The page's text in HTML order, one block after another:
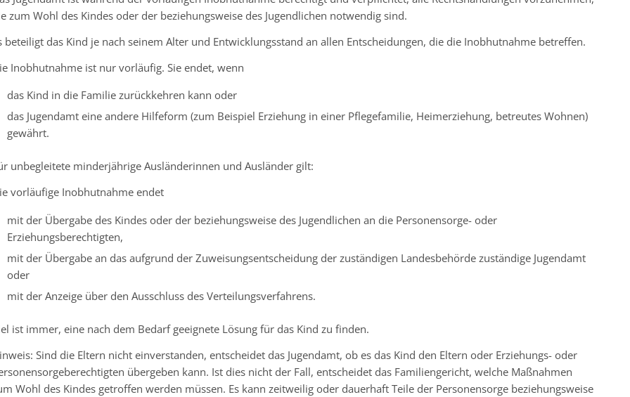
zum Wohl des Kindes oder der beziehungsweise des Jugendlichen notwendig sind.
beteiligt das Kind je nach seinem Alter und Entwicklungsstand an allen Entscheidungen, die die Inobhutnahme betreffen.
Inobhutnahme ist nur vorläufig. Sie endet, wenn
das Kind in die Familie zurückkehren kann oder
das Jugendamt eine andere Hilfeform (zum Beispiel Erziehung in einer Pflegefamilie, Heimerziehung, betreutes Wohnen)
gewährt.
unbegleitete minderjährige Ausländerinnen und Ausländer gilt:
vorläufige Inobhutnahme endet
mit der Übergabe des Kindes oder der beziehungsweise des Jugendlichen an die Personensorge- oder
Erziehungsberechtigten,
mit der Übergabe an das aufgrund der Zuweisungsentscheidung der zuständigen Landesbehörde zuständige Jugendamt
oder
mit der Anzeige über den Ausschluss des Verteilungsverfahrens.
ist immer, eine nach dem Bedarf geeignete Lösung für das Kind zu finden.
Sind die Eltern nicht einverstanden, entscheidet das Jugendamt, ob es das Kind den Eltern oder Erziehungs- oder
übergeben kann. Ist dies nicht der Fall, entscheidet das Familiengericht, welche Maßnahmen
Wohl des Kindes getroffen werden müssen. Es kann zeitweilig oder dauerhaft Teile der Personensorge beziehungsweise